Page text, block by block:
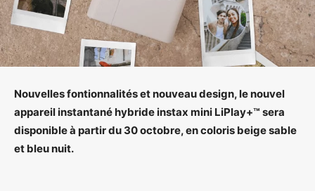
Nouvelles fontionnalités et nouveau design, le nouvel
appareil instantané hybride instax mini LiPlay+™ sera
disponible à partir du 30 octobre, en coloris beige sable
et bleu nuit.